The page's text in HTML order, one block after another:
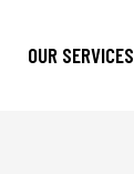
OUR SERVICES